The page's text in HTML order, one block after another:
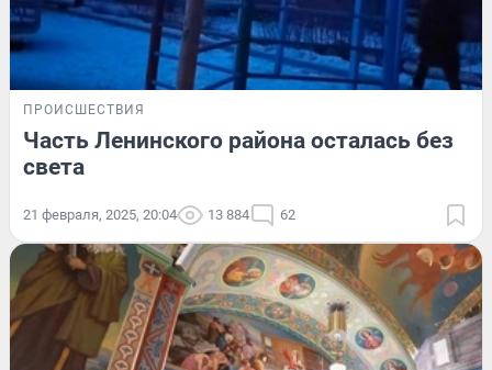
ПРОИСШЕСТВИЯ
Часть Ленинского района осталась без
света
21 февраля, 2025, 20:04 13 884 62